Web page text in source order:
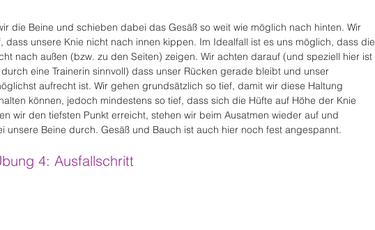
die Beine und schieben dabei das Gesäß so weit wie möglich nach hinten. Wir
dass unsere Knie nicht nach innen kippen. Im Idealfall ist es uns möglich, dass die
nach außen (bzw. zu den Seiten) zeigen. Wir achten darauf (und speziell hier ist
eine Trainerin sinnvoll) dass unser Rücken gerade bleibt und unser
aufrecht ist. Wir gehen grundsätzlich so tief, damit wir diese Haltung
können, jedoch mindestens so tief, dass sich die Hüfte auf Höhe der Knie
wir den tiefsten Punkt erreicht, stehen wir beim Ausatmen wieder auf und
unsere Beine durch. Gesäß und Bauch ist auch hier noch fest angespannt.
4: Ausfallschritt